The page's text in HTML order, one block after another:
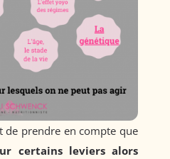
de prendre en compte que
certains leviers alors